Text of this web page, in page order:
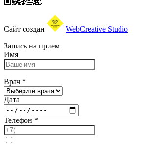
Сайт создан
WebCreative Studio
Запись на прием
Имя
Врач *
Дата
Телефон *